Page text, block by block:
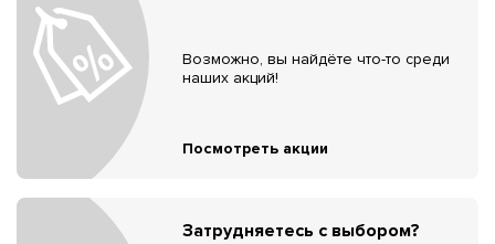
Возможно, вы найдёте что-то среди
наших акций!
Посмотреть акции
Затрудняетесь с выбором?